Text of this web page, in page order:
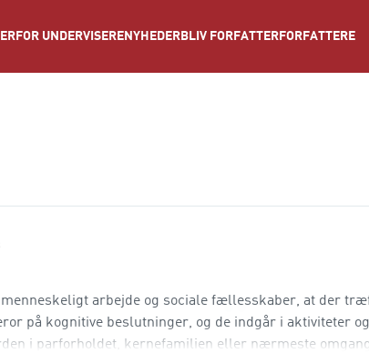
FOR UNDERVISERE NYHEDER BLIV FORFATTER FORFATTERE
arbejde og sociale fællesskaber, at der
på kognitive beslutninger, og de indgår i aktiviteter
i parforholdet, kernefamilien eller nærmeste